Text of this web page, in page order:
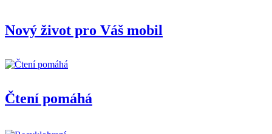
Nový život pro Váš mobil
Čtení pomáhá